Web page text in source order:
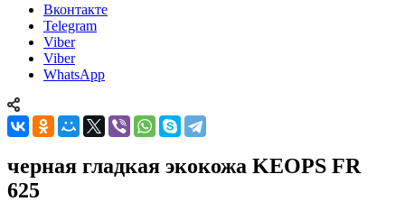
Вконтакте
Telegram
Viber
Viber
WhatsApp
черная гладкая экокожа KEOPS FR
625